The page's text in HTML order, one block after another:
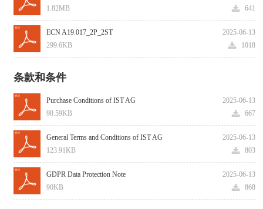
641
1.82MB
2025-06-13
ECN A19.017_2P_2ST
1018
299.6KB
条款和条件
2025-06-13
Purchase Conditions of IST AG
667
98.59KB
2025-06-13
General Terms and Conditions of IST AG
803
123.91KB
2025-06-13
GDPR Data Protection Note
868
90KB